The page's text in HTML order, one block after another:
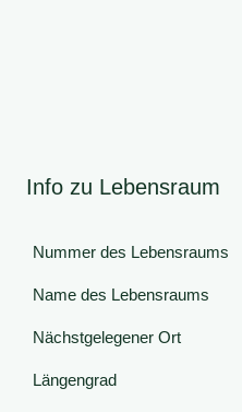
Info zu Lebensraum
Nummer des Lebensraums
Name des Lebensraums
Nächstgelegener Ort
Längengrad